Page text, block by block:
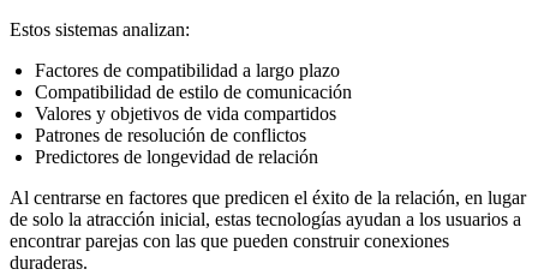
Estos sistemas analizan:
Factores de compatibilidad a largo plazo
Compatibilidad de estilo de comunicación
Valores y objetivos de vida compartidos
Patrones de resolución de conflictos
Predictores de longevidad de relación
Al centrarse en factores que predicen el éxito de la relación, en lugar
de solo la atracción inicial, estas tecnologías ayudan a los usuarios a
encontrar parejas con las que pueden construir conexiones
duraderas.